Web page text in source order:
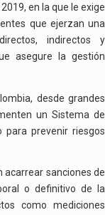
en la que le exige
que ejerzan una
indirectos y
asegure la gestión
desde grandes
un Sistema de
para prevenir riesgos
acarrear sanciones de
o definitivo de la
como mediciones